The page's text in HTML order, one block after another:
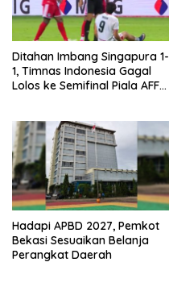
Ditahan Imbang Singapura 1-
1, Timnas Indonesia Gagal
Lolos ke Semifinal Piala AFF
Hadapi APBD 2027, Pemkot
Bekasi Sesuaikan Belanja
Perangkat Daerah